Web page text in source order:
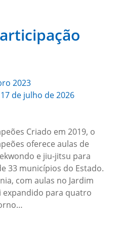
2023
17 de julho de 2026
Criado em 2019, o
oferece aulas de
e jiu-jitsu para
33 municípios do Estado.
com aulas no Jardim
expandido para quatro